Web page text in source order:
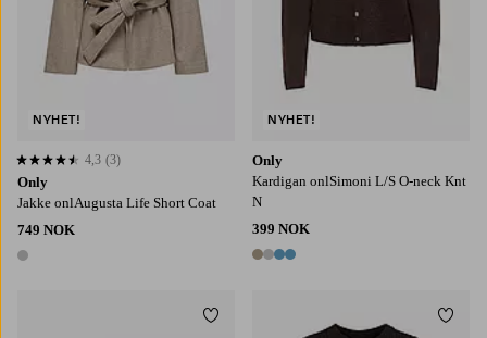
Only
Jakke onlAugusta Life Short Coat
749 NOK
1 farge
4,3 basert på 3 karaktergivninger
4,3 (3)
NYHET!
Only
Kardigan onlSimoni L/S O-neck Knt
N
399 NOK
4 farger
NYHET!
Legg til favoritter